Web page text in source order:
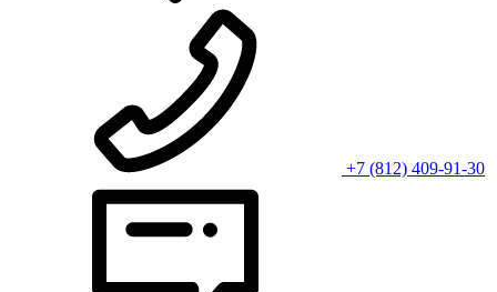
+7 (812) 409-91-30